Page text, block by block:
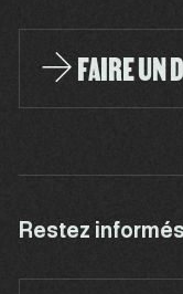
FAIRE UN
Restez